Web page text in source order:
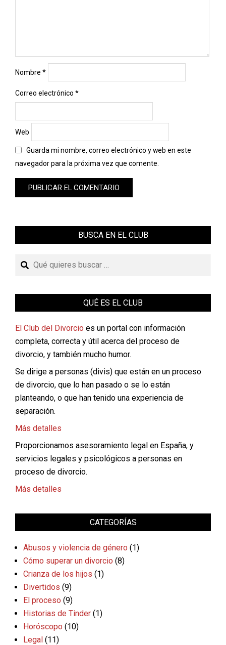
Nombre *
Correo electrónico *
Web
Guarda mi nombre, correo electrónico y web en este
navegador para la próxima vez que comente.
BUSCA EN EL CLUB
Buscar
QUÉ ES EL CLUB
El Club del Divorcio es un portal con información
completa, correcta y útil acerca del proceso de
divorcio, y también mucho humor.
Se dirige a personas (divis) que están en un proceso
de divorcio, que lo han pasado o se lo están
planteando, o que han tenido una experiencia de
separación.
Más detalles
Proporcionamos asesoramiento legal en España, y
servicios legales y psicológicos a personas en
proceso de divorcio.
Más detalles
CATEGORÍAS
Abusos y violencia de género (1)
Cómo superar un divorcio (8)
Crianza de los hijos (1)
Divertidos (9)
El proceso (9)
Historias de Tinder (1)
Horóscopo (10)
Legal (11)